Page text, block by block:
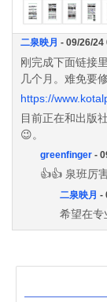
二泉映月 - 09/26/24
刚完成下面链接
几个月。难免要
https://
目前正在和出版
😉。
greenfinger -
👍👍 泉班厉
二泉映月 -
希望在专